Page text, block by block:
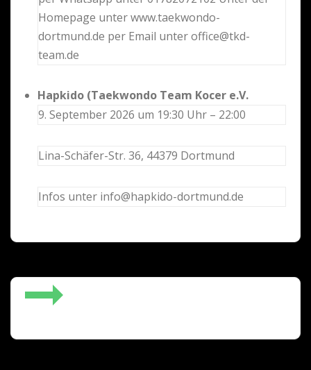
Homepage unter www.taekwondo-
dortmund.de per Email unter office@tkd-
team.de
Hapkido (Taekwondo Team Kocer e.V.
9. September 2026 um 19:30 Uhr – 22:00
Lina-Schäfer-Str. 36, 44379 Dortmund
Infos unter info@hapkido-dortmund.de